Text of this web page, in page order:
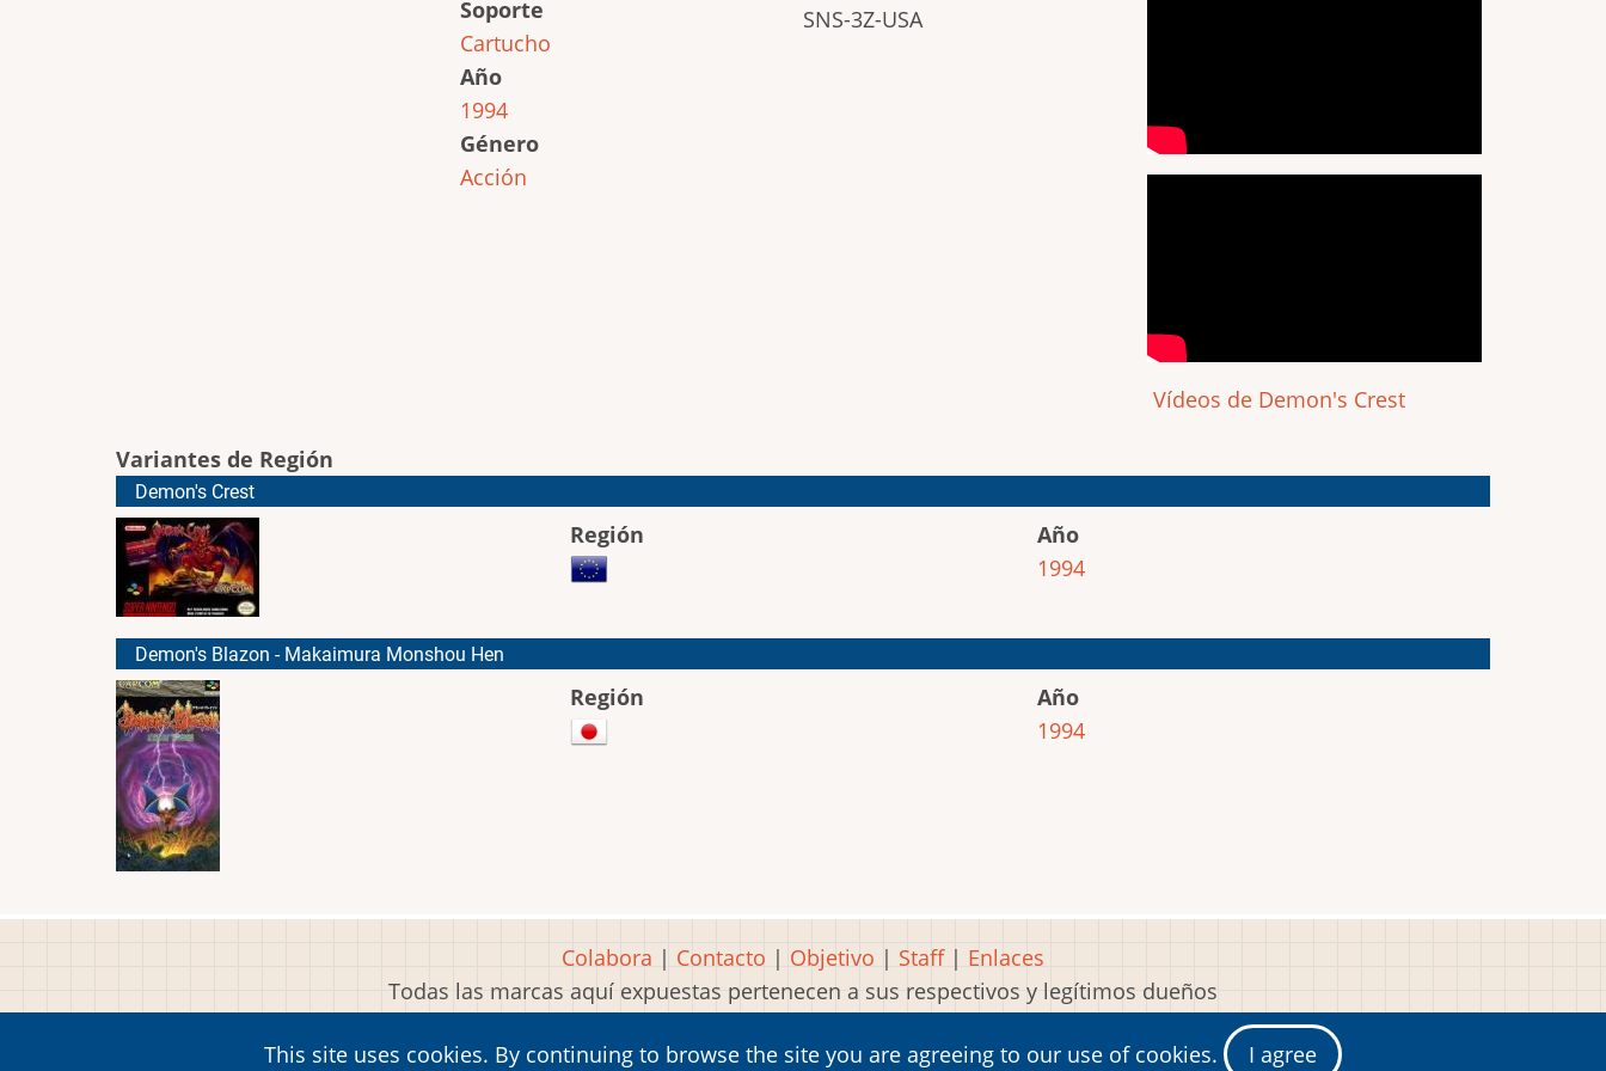
Soporte
Cartucho
Año
1994
Género
Acción
SNS-3Z-USA
Vídeos de Demon's Crest
Variantes de Región
Demon's Crest
Región
Año
1994
Demon's Blazon - Makaimura Monshou Hen
Región
Año
1994
Colabora | Contacto | Objetivo | Staff| Enlaces
Todas las marcas aquí expuestas pertenecen a sus respectivos y legítimos dueños
2001-2026 Museo del Videojuego®
This site uses cookies. By continuing to browse the site you are agreeing to our use of cookies. I agree